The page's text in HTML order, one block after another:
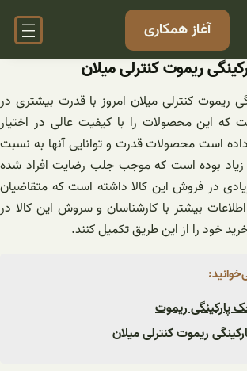
آغاز همکاری
ریموت کنترلی میلان
ریموت کنترلی میلان امروز با قدرت بیشتری در
که این محصولات را با کیفیت عالی در اختیار
است محصولات قدرت و توانایی آنها به نسبت
زیاد بوده است که موجب جلب رضایت افراد شده
در فروش این کالا داشته است که متقاضیان
بیشتر با کارشناسان و سروش این کالا در
خرید خود را از این طریق تکمیل کنند.
پارکینگی ریموت
ریموت کنترلی میلان